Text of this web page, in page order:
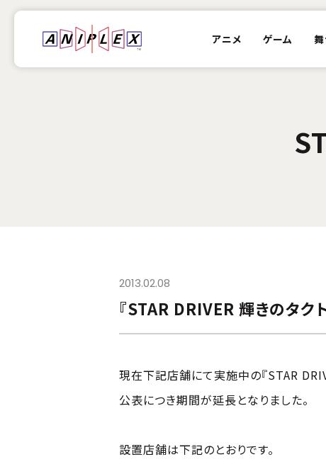
アニメ ゲーム
2013.02.08
『STAR DRIVER 輝きのタ
現在下記店舗にて実施中の『STAR
公表につき期間が延長となりました。
設置店舗は下記のとおりです。